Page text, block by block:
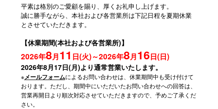
平素は格別のご愛顧を賜り、厚くお礼申し上げます。
誠に勝手ながら、本社および各営業所は下記日程を夏期休業
とさせていただきます。
【休業期間(本社および各営業所)】
2026年8月11 日(火)～2026年8月16日(日)
2026年8月17日(月)より通常営業いたします。
※メールフォームによるお問い合わせは、休業期間中も受け付けて
おります。ただし、期間中にいただいたお問い合わせへの回答は、
営業再開日より順次対応させていただきますので、予めご了承くだ
さい。